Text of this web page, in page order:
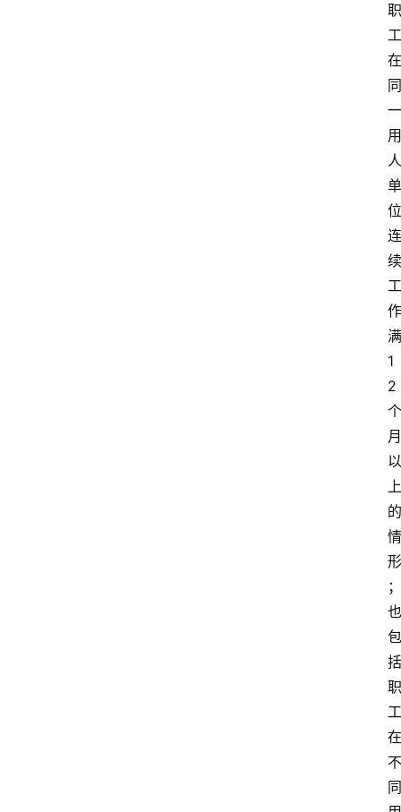
职
工
在
同
一
用
人
单
位
连
续
工
作
满
1
2
个
月
以
上
的
情
形
；
也
包
括
职
工
在
不
同